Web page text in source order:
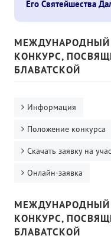
Его Святейшества
КОНКУРС,
БЛАВАТСКОЙ
Информация
Положение конкурса
Скачать заявку на
Онлайн-заявка
КОНКУРС,
БЛАВАТСКОЙ